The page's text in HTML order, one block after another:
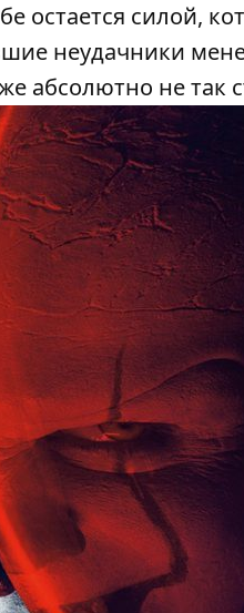
остается силой,
неудачники
абсолютно не так